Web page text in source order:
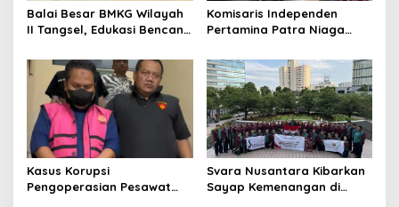
Balai Besar BMKG Wilayah
II Tangsel, Edukasi Bencana
kepada pelajar UPTD SMPN
23
Komisaris Independen
Pertamina Patra Niaga
Mitra Binaan dengan
Sentuhan Kemanusiaan dan
Keberlanjutan
Kasus Korupsi
Pengoperasian Pesawat
Svara Nusantara Kibarkan
Sayap Kemenangan di